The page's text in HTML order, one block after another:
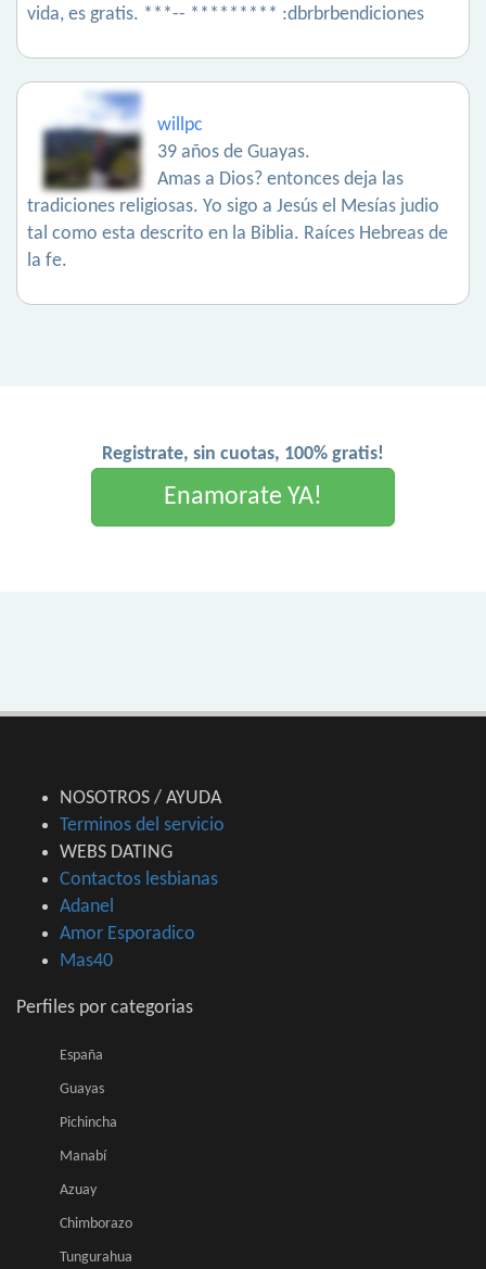
vida, es gratis. ***-- ********* :dbrbrbendiciones
willpc
39 años de Guayas.
Amas a Dios? entonces deja las
tradiciones religiosas. Yo sigo a Jesús el Mesías judio
tal como esta descrito en la Biblia. Raíces Hebreas de
la fe.
Registrate, sin cuotas, 100% gratis!
Enamorate YA!
NOSOTROS / AYUDA
Terminos del servicio
WEBS DATING
Contactos lesbianas
Adanel
Amor Esporadico
Mas40
Perfiles por categorias
España
Guayas
Pichincha
Manabí
Azuay
Chimborazo
Tungurahua